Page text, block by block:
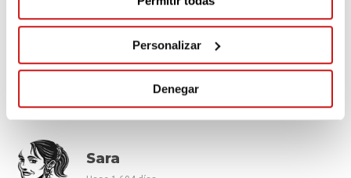
Personalizar
Denegar
Sara
Hace 1.495 días
De La Tienda en su cierre :-(
Sara